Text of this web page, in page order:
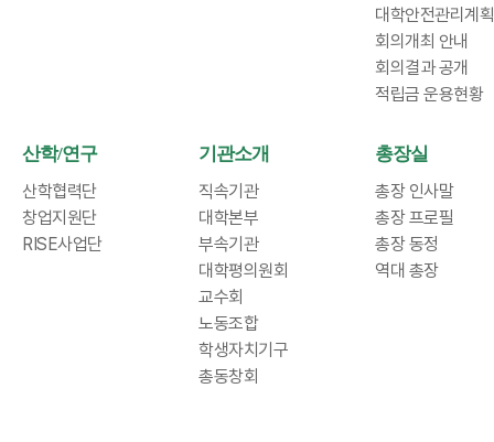
대학안전관리계획
회의개최 안내
회의결과 공개
적립금 운용현황
산학/연구
산학협력단
창업지원단
RISE사업단
기관소개
직속기관
대학본부
부속기관
대학평의원회
교수회
노동조합
학생자치기구
총동창회
총장실
총장 인사말
총장 프로필
총장 동정
역대 총장